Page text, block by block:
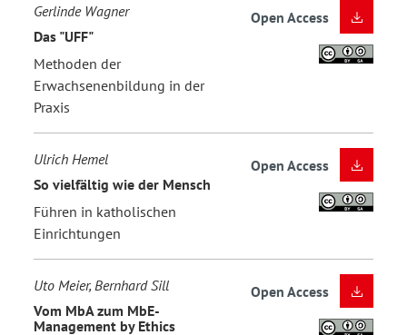
Gerlinde Wagner
Das "UFF"
Methoden der
Erwachsenenbildung in der
Praxis
Open Access
Ulrich Hemel
So vielfältig wie der Mensch
Führen in katholischen
Einrichtungen
Open Access
Uto Meier, Bernhard Sill
Vom MbA zum MbE-
Management by Ethics
Open Access